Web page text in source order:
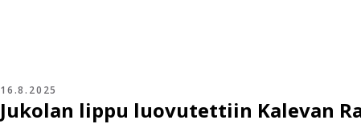
16.8.2025
Jukolan lippu luovutettiin Kalevan